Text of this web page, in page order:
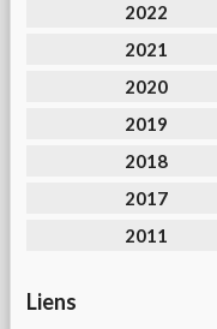
2022
2021
2020
2019
2018
2017
2011
Liens